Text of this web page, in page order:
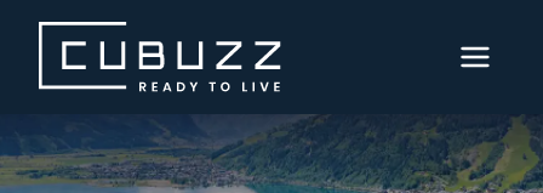
MENÜ
AKTUELLE
IMMOBILIEN